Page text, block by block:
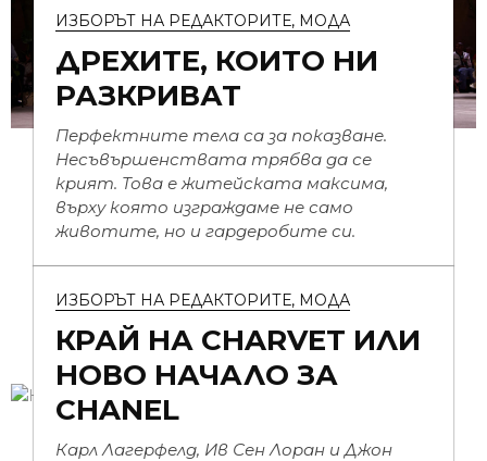
ИЗБОРЪТ НА РЕДАКТОРИТЕ, МОДА
ДРЕХИТЕ, КОИТО НИ
РАЗКРИВАТ
Перфектните тела са за показване.
Несъвършенствата трябва да се
крият. Това е житейската максима,
върху която изграждаме не само
животите, но и гардеробите си.
ИЗБОРЪТ НА РЕДАКТОРИТЕ, МОДА
КРАЙ НА CHARVET ИЛИ
НОВО НАЧАЛО ЗА
CHANEL
Карл Лагерфелд, Ив Сен Лоран и Джон